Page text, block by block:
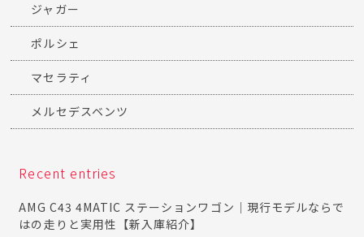
ジャガー
ポルシェ
マセラティ
メルセデスベンツ
Recent entries
AMG C43 4MATIC ステーションワゴン｜現行モデルならで
はの走りと実用性【新入庫紹介】